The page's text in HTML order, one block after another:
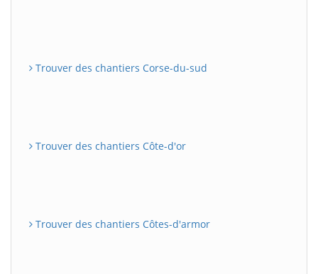
Trouver des chantiers Corse-du-sud
Trouver des chantiers Côte-d'or
Trouver des chantiers Côtes-d'armor